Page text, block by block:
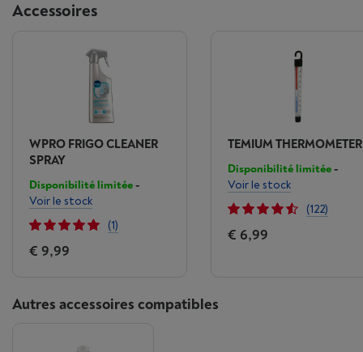
Accessoires
WPRO FRIGO CLEANER
SPRAY
Disponibilité limitée-
Voir le stock
(1)
€ 9,99
TEMIUM THERMOMETER
Disponibilité limitée-
Voir le stock
(122)
€ 6,99
Autres accessoires compatibles